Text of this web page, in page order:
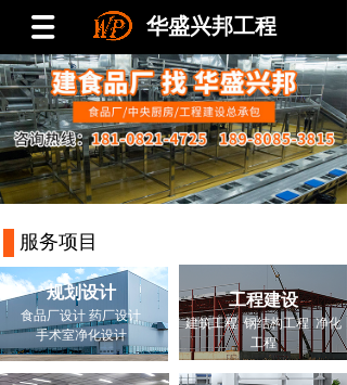
服务项目
规划设计
食品厂设计 药厂设计
手术室净化设计
工程建设
建筑工程 钢结构工程 净化
工程
华盛兴邦工程